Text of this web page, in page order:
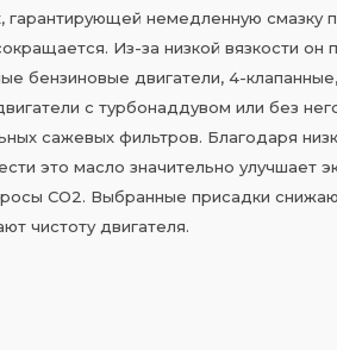
гарантирующей немедленную смазку
Из-за низкой вязкости он
бензиновые двигатели, 4-
с турбонаддувом или без
сажевых фильтров. Благодаря
это масло значительно улучшает
CO2. Выбранные присадки
чистоту двигателя.